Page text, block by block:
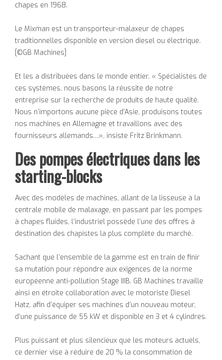
chapes en 1968.
Le Mixman est un transporteur-malaxeur de chapes
traditionnelles disponible en version diesel ou électrique.
[©GB Machines]
Et les a distribuées dans le monde entier. « Spécialistes de
ces systèmes, nous basons la réussite de notre
entreprise sur la recherche de produits de haute qualité.
Nous n’importons aucune pièce d’Asie, produisons toutes
nos machines en Allemagne et travaillons avec des
fournisseurs allemands…», insiste Fritz Brinkmann.
Des pompes électriques dans les
starting-blocks
Avec des modèles de machines, allant de la lisseuse à la
centrale mobile de malaxage, en passant par les pompes
à chapes fluides, l’industriel possède l’une des offres à
destination des chapistes la plus complète du marché.
Sachant que l’ensemble de la gamme est en train de finir
sa mutation pour répondre aux exigences de la norme
européenne anti-pollution Stage IIIB. GB Machines travaille
ainsi en étroite collaboration avec le motoriste Diesel
Hatz, afin d’équiper ses machines d’un nouveau moteur,
d’une puissance de 55 kW et disponible en 3 et 4 cylindres.
Plus puissant et plus silencieux que les moteurs actuels,
ce dernier vise à réduire de 20 % la consommation de